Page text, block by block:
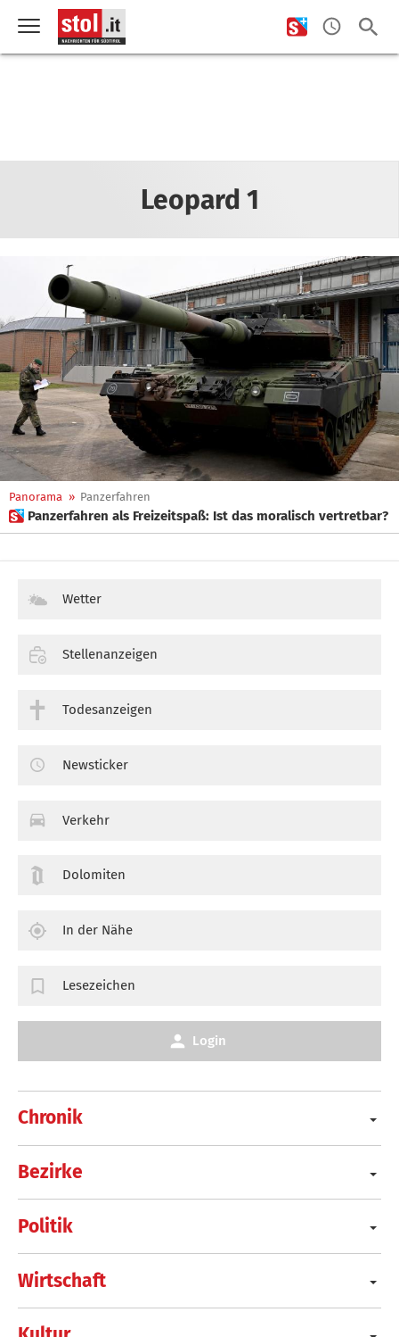
Leopard 1
Panorama » Panzerfahren
 Panzerfahren als Freizeitspaß: Ist das moralisch vertretbar?
Chronik
Bezirke
Politik
Wirtschaft
Wetter
Stellenanzeigen
Todesanzeigen
Newsticker
Verkehr
Dolomiten
In der Nähe
Lesezeichen
Login